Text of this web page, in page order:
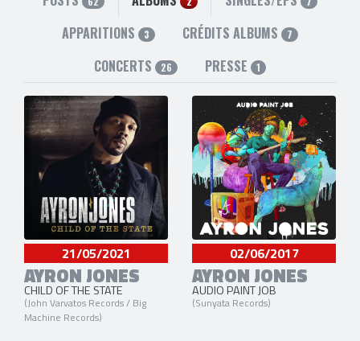
APPARITIONS 3 CRÉDITS ALBUMS 7
CONCERTS 26 PRESSE 1
21/05/2021
AYRON JONES
CHILD OF THE STATE
(John Varvatos Records / Big
Machine Records)
02/06/2017
AYRON JONES
AUDIO PAINT JOB
(Sunyata Records)